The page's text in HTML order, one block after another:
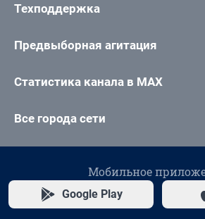
Техподдержка
Предвыборная агитация
Статистика канала в MAX
Все города сети
Мобильное
Google Play